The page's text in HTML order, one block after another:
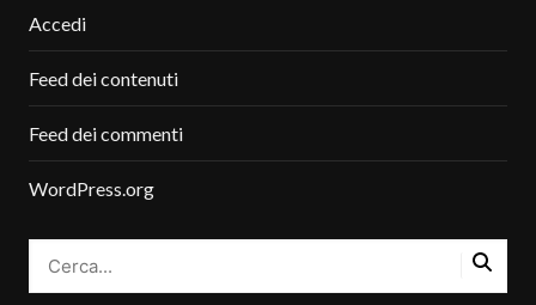
Accedi
Feed dei contenuti
Feed dei commenti
WordPress.org